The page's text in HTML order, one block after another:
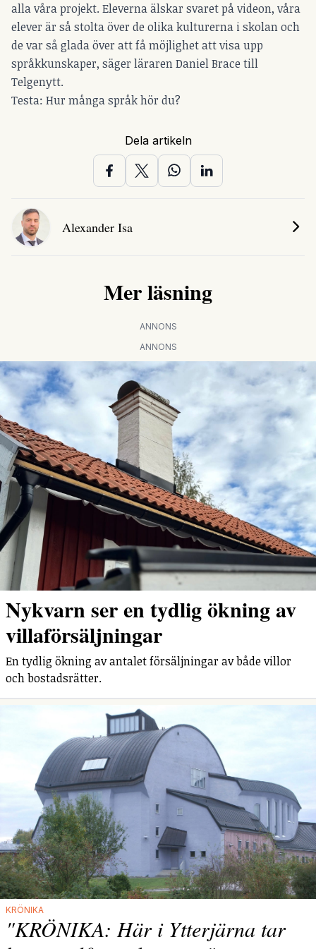
alla våra projekt. Eleverna älskar svaret på videon, våra
elever är så stolta över de olika kulturerna i skolan och
de var så glada över att få möjlighet att visa upp
språkkunskaper, säger läraren Daniel Brace till
Telgenytt.
Testa: Hur många språk hör du?
Dela artikeln
Alexander Isa
Mer läsning
ANNONS
ANNONS
Nykvarn ser en tydlig ökning av
villaförsäljningar
En tydlig ökning av antalet försäljningar av både villor
och bostadsrätter.
KRÖNIKA
"KRÖNIKA: Här i Ytterjärna tar